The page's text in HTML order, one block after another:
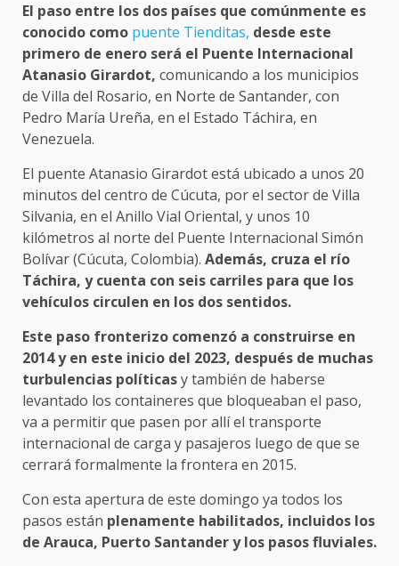
El paso entre los dos países que comúnmente es
conocido como puente Tienditas, desde este
primero de enero será el Puente Internacional
Atanasio Girardot, comunicando a los municipios
de Villa del Rosario, en Norte de Santander, con
Pedro María Ureña, en el Estado Táchira, en
Venezuela.
El puente Atanasio Girardot está ubicado a unos 20
minutos del centro de Cúcuta, por el sector de Villa
Silvania, en el Anillo Vial Oriental, y unos 10
kilómetros al norte del Puente Internacional Simón
Bolívar (Cúcuta, Colombia). Además, cruza el río
Táchira, y cuenta con seis carriles para que los
vehículos circulen en los dos sentidos.
Este paso fronterizo comenzó a construirse en
2014 y en este inicio del 2023, después de muchas
turbulencias políticasy también de haberse
levantado los containeres que bloqueaban el paso,
va a permitir que pasen por allí el transporte
internacional de carga y pasajeros luego de que se
cerrará formalmente la frontera en 2015.
Con esta apertura de este domingo ya todos los
pasos están plenamente habilitados, incluidos los
de Arauca, Puerto Santander y los pasos fluviales.